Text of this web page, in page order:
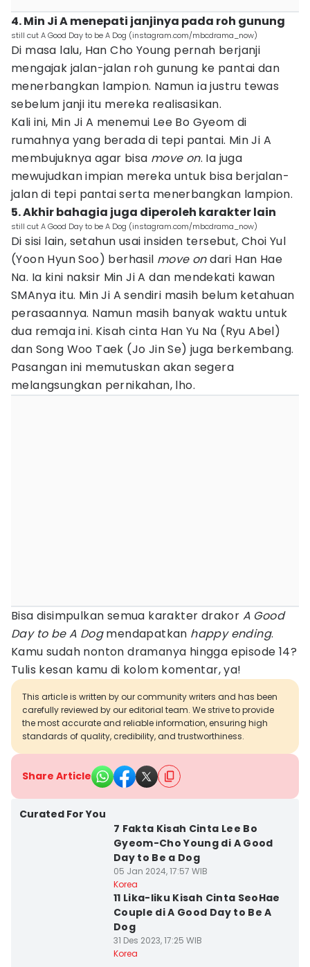
4. Min Ji A menepati janjinya pada roh gunung
still cut A Good Day to be A Dog (instagram.com/mbcdrama_now)
Di masa lalu, Han Cho Young pernah berjanji
mengajak jalan-jalan roh gunung ke pantai dan
menerbangkan lampion. Namun ia justru tewas
sebelum janji itu mereka realisasikan.
Kali ini, Min Ji A menemui Lee Bo Gyeom di
rumahnya yang berada di tepi pantai. Min Ji A
membujuknya agar bisa move on. Ia juga
mewujudkan impian mereka untuk bisa berjalan-
jalan di tepi pantai serta menerbangkan lampion.
5. Akhir bahagia juga diperoleh karakter lain
still cut A Good Day to be A Dog (instagram.com/mbcdrama_now)
Di sisi lain, setahun usai insiden tersebut, Choi Yul
(Yoon Hyun Soo) berhasil move ondari Han Hae
Na. Ia kini naksir Min Ji A dan mendekati kawan
SMAnya itu. Min Ji A sendiri masih belum ketahuan
perasaannya. Namun masih banyak waktu untuk
dua remaja ini. Kisah cinta Han Yu Na (Ryu Abel)
dan Song Woo Taek (Jo Jin Se) juga berkembang.
Pasangan ini memutuskan akan segera
melangsungkan pernikahan, lho.
Bisa disimpulkan semua karakter drakor A Good
Day to be A Dogmendapatkan happy ending.
Kamu sudah nonton dramanya hingga episode 14?
Tulis kesan kamu di kolom komentar, ya!
This article is written by our community writers and has been
carefully reviewed by our editorial team. We strive to provide
the most accurate and reliable information, ensuring high
standards of quality, credibility, and trustworthiness.
Share Article
Curated For You
7 Fakta Kisah Cinta Lee Bo
Gyeom-Cho Young di A Good
Day to Be a Dog
05 Jan 2024, 17:57 WIB
Korea
11 Lika-liku Kisah Cinta SeoHae
Couple di A Good Day to Be A
Dog
31 Des 2023, 17:25 WIB
Korea